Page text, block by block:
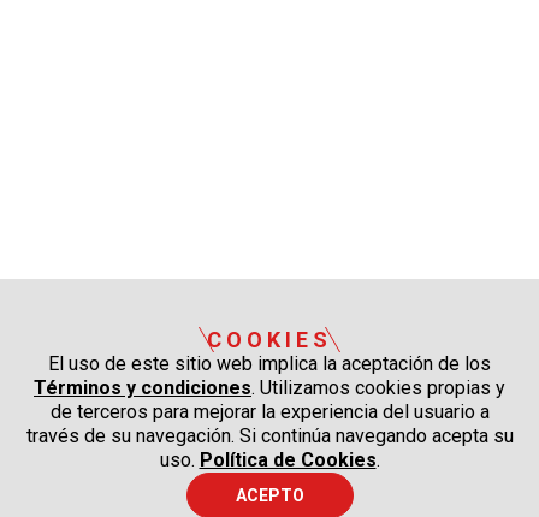
COOKIES
El uso de este sitio web implica la aceptación de los
Términos y condiciones. Utilizamos cookies propias y
de terceros para mejorar la experiencia del usuario a
través de su navegación. Si continúa navegando acepta su
uso. Política de Cookies.
ACEPTO